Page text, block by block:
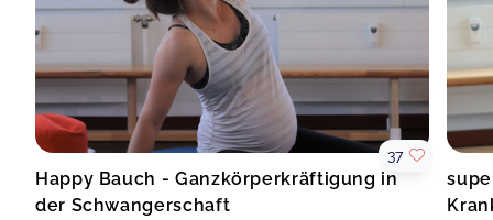
Happy Bauch - Ganzkörperkräftigung in
der Schwangerschaft
37